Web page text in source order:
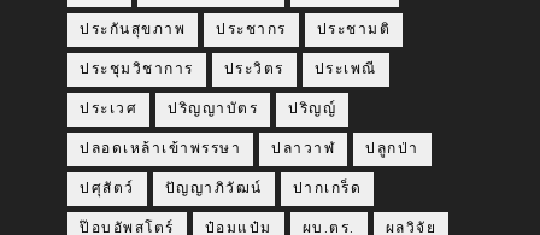
ประกันสุขภาพ ประชากร ประชามติ
ประชุมวิชาการ ประวิตร ประเพณี
ประเวศ ปริญญาบัตร ปริญญ์
ปลอดเหล้าเข้าพรรษา ปลาวาฬ ปลูกป่า
ปศุสัตว์ ปัญญาภิวัฒน์ ปากเกร็ด
ป๊อบอัพสโตร์ ป๋อมแป๋ม ผบ.ตร. ผลวิจัย